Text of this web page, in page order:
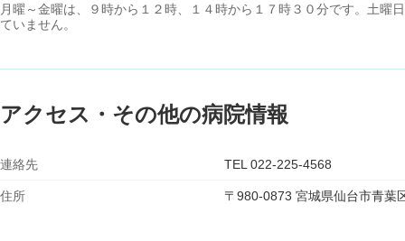
月曜～金曜は、９時から１２時、１４時から１７時３０分です。土曜
ていません。
アクセス・その他の病院情報
連絡先 TEL 022-225-4568
住所 〒980-0873 宮城県仙台市青葉